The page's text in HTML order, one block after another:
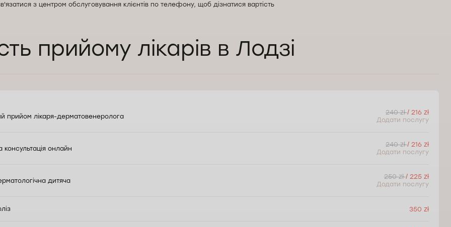
з центром обслуговування клієнтів по телефону, щоб дізнатися вартість
прийому лікарів в Лодзі
прийом лікаря-дерматовенеролога
240 zł/ 216 zł
Додати послугу
консультація онлайн
240 zł/ 216 zł
Додати послугу
дитяча
250 zł/ 225 zł
Додати послугу
350 zł